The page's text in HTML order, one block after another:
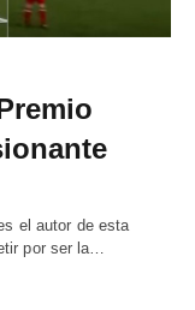
el autor de esta
por ser la…